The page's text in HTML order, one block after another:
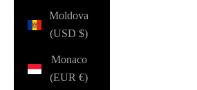
Moldova
(USD $)
Monaco
(EUR €)